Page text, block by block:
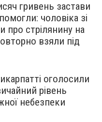
гривень застави
чоловіка зі
про стрілянину на
взяли під
оголосили
рівень
небезпеки